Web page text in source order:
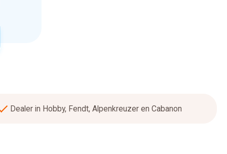
Dealer in Hobby, Fendt, Alpenkreuzer en Cabanon